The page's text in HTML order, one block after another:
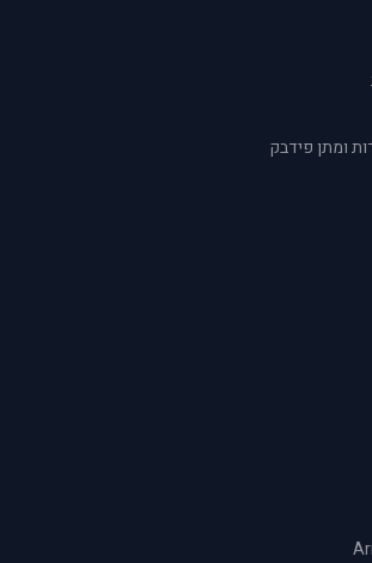
ומתן פידבק